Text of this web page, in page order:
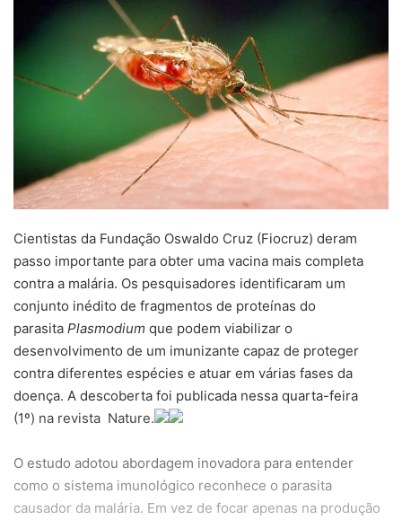
Cientistas da Fundação Oswaldo Cruz (Fiocruz) deram
passo importante para obter uma vacina mais completa
contra a malária. Os pesquisadores identificaram um
conjunto inédito de fragmentos de proteínas do
parasita Plasmodium que podem viabilizar o
desenvolvimento de um imunizante capaz de proteger
contra diferentes espécies e atuar em várias fases da
doença. A descoberta foi publicada nessa quarta-feira
(1º) na revista Nature.
O estudo adotou abordagem inovadora para entender
como o sistema imunológico reconhece o parasita
causador da malária. Em vez de focar apenas na produção